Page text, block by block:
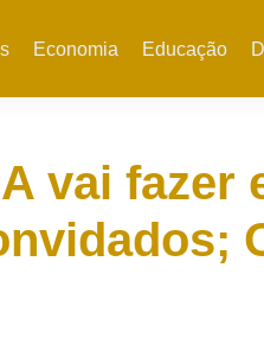
Economia Educação
vai fazer